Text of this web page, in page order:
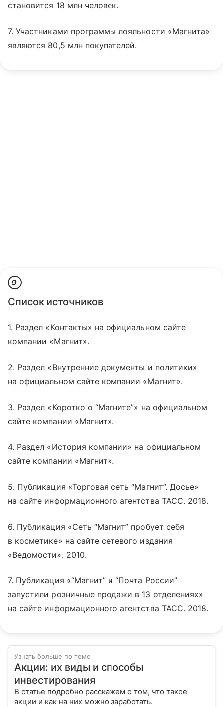
становится 18 млн человек.
7. Участниками программы лояльности «Магнита»
являются 80,5 млн покупателей.
9
Список источников
1. Раздел «Контакты» на официальном сайте
компании «Магнит».
2. Раздел «Внутренние документы и политики»
на официальном сайте компании «Магнит».
3. Раздел «Коротко о “Магните”» на официальном
сайте компании «Магнит».
4. Раздел «История компании» на официальном
сайте компании «Магнит».
5. Публикация «Торговая сеть “Магнит”. Досье»
на сайте информационного агентства ТАСС. 2018.
6. Публикация «Сеть “Магнит” пробует себя
в косметике» на сайте сетевого издания
«Ведомости». 2010.
7. Публикация «“Магнит” и “Почта России”
запустили розничные продажи в 13 отделениях»
на сайте информационного агентства ТАСС. 2018.
Узнать больше по теме
Акции: их виды и способы
инвестирования
В статье подробно расскажем о том, что такое
акции и как на них можно заработать.